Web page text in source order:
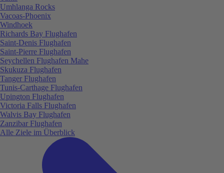
Umhlanga Rocks
Vacoas-Phoenix
Windhoek
Richards Bay Flughafen
Saint-Denis Flughafen
Saint-Pierre Flughafen
Seychellen Flughafen Mahe
Skukuza Flughafen
Tanger Flughafen
Tunis-Carthage Flughafen
Upington Flughafen
Victoria Falls Flughafen
Walvis Bay Flughafen
Zanzibar Flughafen
Alle Ziele im Überblick